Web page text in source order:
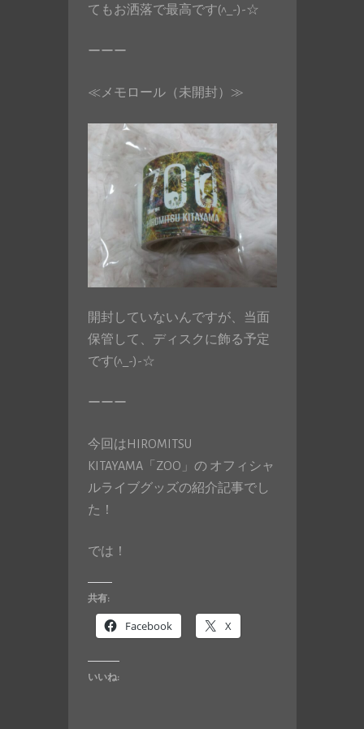
てもお洒落で最高です(^_-)-☆
ーーー
≪メモロール（未開封）≫
開封していないんですが、当面
保管して、ディスクに飾る予定
です(^_-)-☆
ーーー
今回はHIROMITSU
KITAYAMA「ZOO」の オフィシャ
ルライブグッズの紹介記事でし
た！
では！
共有:
Facebook X
いいね: